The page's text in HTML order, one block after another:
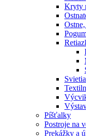
Kryty
Píšťalky
Postroje na
Prekážky a